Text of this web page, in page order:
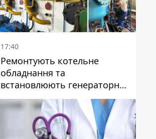
17:40
Ремонтують котельне
обладнання та
встановлюють генераторні
установки: як у Дніпрі
готуються до
опалювального сезону